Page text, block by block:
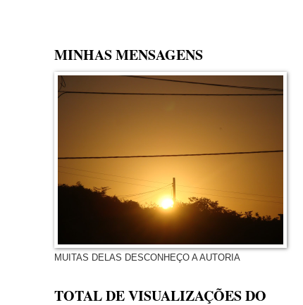
MINHAS MENSAGENS
MUITAS DELAS DESCONHEÇO A AUTORIA
TOTAL DE VISUALIZAÇÕES DO